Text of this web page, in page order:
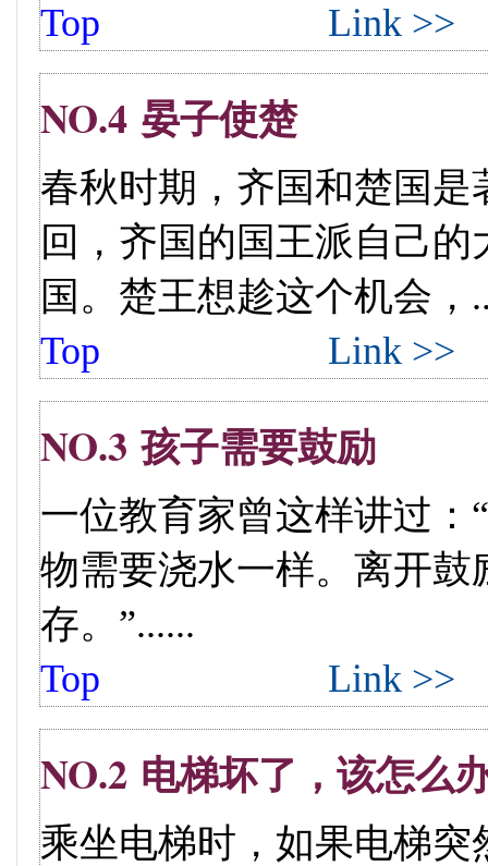
Top
Link >>
NO.4 晏子使楚
春秋时期，齐国和楚国是
回，齐国的国王派自己
国。楚王想趁这个机会，
Top
Link >>
NO.3 孩子需要鼓励
一位教育家曾这样讲过：
物需要浇水一样。离开鼓
存。”......
Top
Link >>
NO.2 电梯坏了，该怎么
乘坐电梯时，如果电梯突